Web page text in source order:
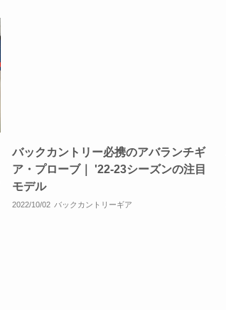
バックカントリー必携のアバランチギ
ア・プローブ｜ '22-23シーズンの注目
モデル
2022/10/02 バックカントリーギア